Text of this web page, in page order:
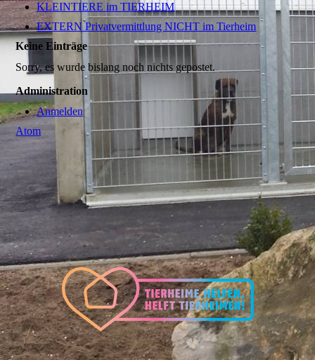
KLEINTIERE im TIERHEIM
EXTERN Privatvermittlung NICHT im Tierheim
Keine Einträge
Sorry, es wurde bislang noch nichts gepostet.
Administration
Anmelden
Atom